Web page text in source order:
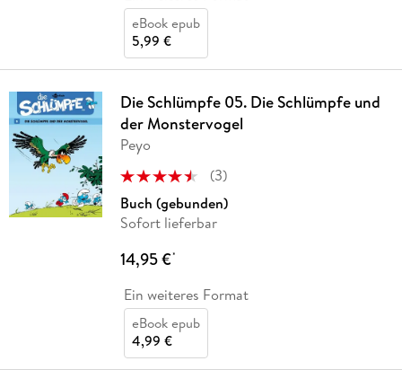
eBook epub
5,99 €
Die Schlümpfe 05. Die Schlümpfe und
der Monstervogel
Peyo
(3)
Buch (gebunden)
Sofort lieferbar
14,95 €*
Ein weiteres Format
eBook epub
4,99 €